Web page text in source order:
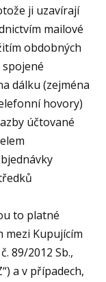
ji uzavírají
mailové
obdobných
dálku (zejména
hovory)
účtované
to platné
mezi Kupujícím
89/2012 Sb.,
a v případech,